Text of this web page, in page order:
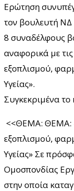
Ερώτηση
τον βουλευτή ΝΔ
8 συναδέλφους
αναφορικά με
εξοπλισμού,
Υγείας».
Συγκεκριμένα το
<<ΘΕΜΑ: ΘΕΜΑ:
εξοπλισμού,
Υγείας» Σε
Ομοσπονδίας
στην οποία